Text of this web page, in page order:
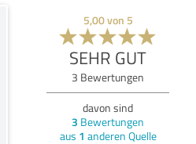
5,00von 5
SEHR GUT
3 Bewertungen
davon sind
3 Bewertungen
aus 1 anderen Quelle